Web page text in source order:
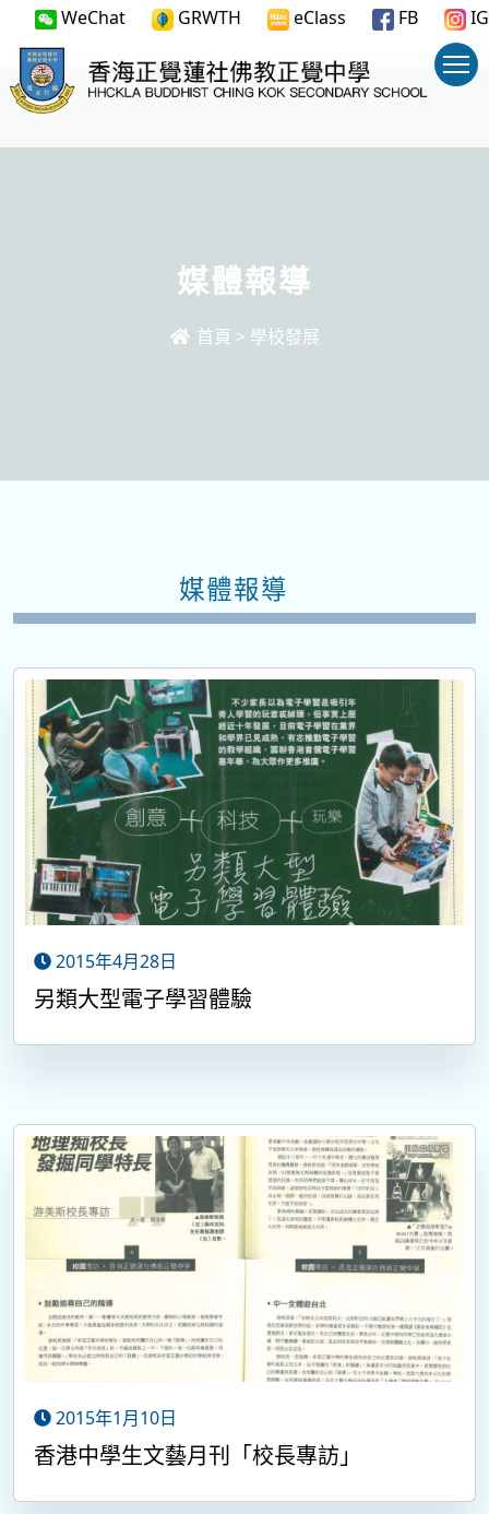
WeChat GRWTH eClass FB IG
媒體報導
首頁 > 學校發展
媒體報導
2015年4月28日
另類大型電子學習體驗
2015年1月10日
香港中學生文藝月刊「校長專訪」